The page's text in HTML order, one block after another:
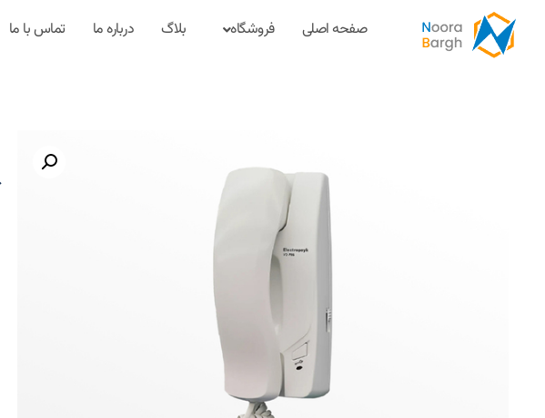
صفحه اصلی فروشگاه بلاگ درباره ما تماس با ما